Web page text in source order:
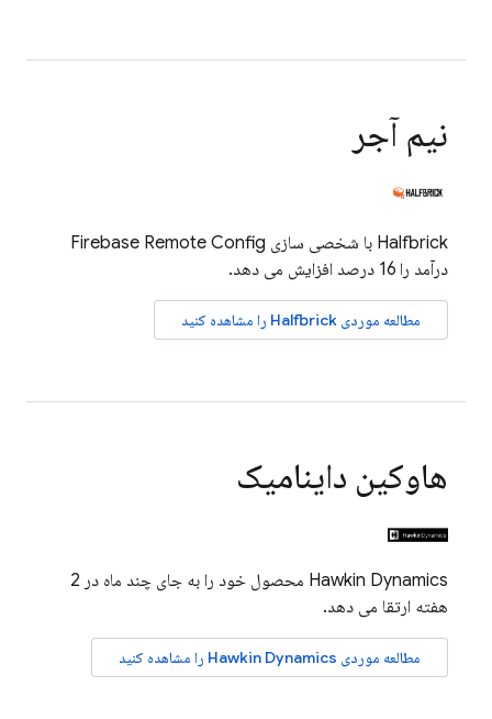
نیم آجر
Halfbrick با شخصی سازی
Firebase Remote Config
درآمد را 16 درصد افزایش می دهد.
مطالعه موردی Halfbrick را مشاهده کنید
هاوکین داینامیک
Hawkin Dynamics محصول خود را به جای چند ماه در 2
هفته ارتقا می دهد.
مطالعه موردی Hawkin Dynamics را مشاهده کنید